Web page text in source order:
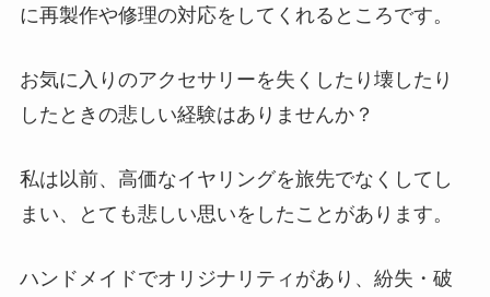
に再製作や修理の対応をしてくれるところです。
お気に入りのアクセサリーを失くしたり壊したり
したときの悲しい経験はありませんか？
私は以前、高価なイヤリングを旅先でなくしてし
まい、とても悲しい思いをしたことがあります。
ハンドメイドでオリジナリティがあり、紛失・破